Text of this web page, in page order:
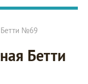
Бетти №69
Бетти